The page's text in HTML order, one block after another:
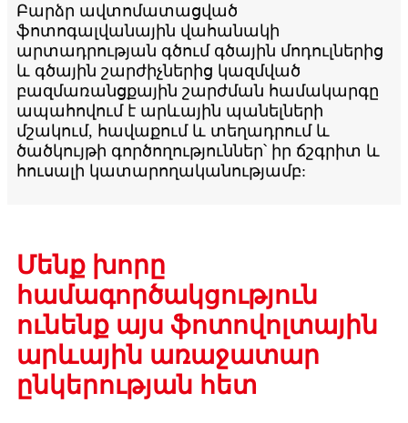
Բարձր ավտոմատացված
ֆոտոգալվանային վահանակի
արտադրության գծում գծային մոդուլներից
և գծային շարժիչներից կազմված
բազմառանցքային շարժման համակարգը
ապահովում է արևային պանելների
մշակում, հավաքում և տեղադրում և
ծածկույթի գործողություններ՝ իր ճշգրիտ և
հուսալի կատարողականությամբ:
Մենք խորը
համագործակցություն
ունենք այս ֆոտովոլտային
արևային առաջատար
ընկերության հետ